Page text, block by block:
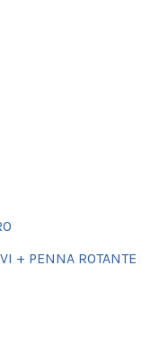
+ PENNA ROTANTE